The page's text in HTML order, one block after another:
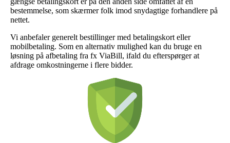
bestemmelse, som skærmer folk imod snydagtige forhandlere på
nettet.
Vi anbefaler generelt bestillinger med betalingskort eller
mobilbetaling. Som en alternativ mulighed kan du bruge en
løsning på afbetaling fra fx ViaBill, ifald du efterspørger at
afdrage omkostningerne i flere bidder.